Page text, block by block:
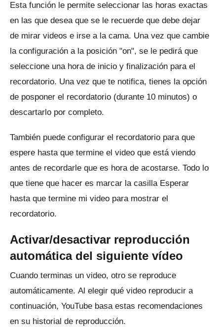
Esta función le permite seleccionar las horas exactas
en las que desea que se le recuerde que debe dejar
de mirar videos e irse a la cama. Una vez que cambie
la configuración a la posición "on", se le pedirá que
seleccione una hora de inicio y finalización para el
recordatorio. Una vez que te notifica, tienes la opción
de posponer el recordatorio (durante 10 minutos) o
descartarlo por completo.
También puede configurar el recordatorio para que
espere hasta que termine el video que está viendo
antes de recordarle que es hora de acostarse. Todo lo
que tiene que hacer es marcar la casilla Esperar
hasta que termine mi video para mostrar el
recordatorio.
Activar/desactivar reproducción
automática del siguiente vídeo
Cuando terminas un video, otro se reproduce
automáticamente. Al elegir qué video reproducir a
continuación, YouTube basa estas recomendaciones
en su historial de reproducción.